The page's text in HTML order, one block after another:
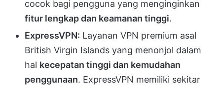
cocok bagi pengguna yang menginginkan
fitur lengkap dan keamanan tinggi.
ExpressVPN: Layanan VPN premium asal
British Virgin Islands yang menonjol dalam
hal kecepatan tinggi dan kemudahan
penggunaan. ExpressVPN memiliki sekitar